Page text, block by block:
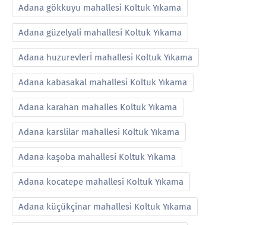
Adana gökkuyu mahallesi Koltuk Yıkama
Adana güzelyali mahallesi Koltuk Yıkama
Adana huzurevlerİ mahallesi Koltuk Yıkama
Adana kabasakal mahallesi Koltuk Yıkama
Adana karahan mahalles Koltuk Yıkama
Adana karslilar mahallesi Koltuk Yıkama
Adana kaşoba mahallesi Koltuk Yıkama
Adana kocatepe mahallesi Koltuk Yıkama
Adana küçükçinar mahallesi Koltuk Yıkama